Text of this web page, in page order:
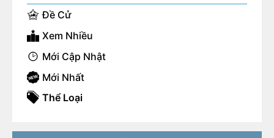
Đề Cử
Xem Nhiều
Mới Cập Nhật
Mới Nhất
Thể Loại